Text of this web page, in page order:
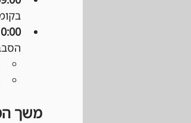
10:00 – תחילת
משך